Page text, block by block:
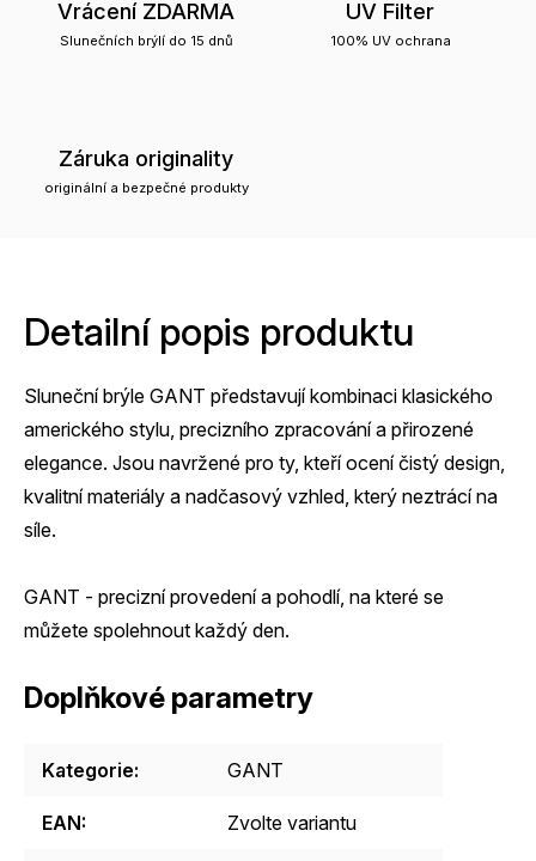
Vrácení ZDARMA
Slunečních brýlí do 15 dnů
UV Filter
100% UV ochrana
Záruka originality
originální a bezpečné produkty
Detailní popis produktu
Sluneční brýle GANT představují kombinaci klasického
amerického stylu, precizního zpracování a přirozené
elegance. Jsou navržené pro ty, kteří ocení čistý design,
kvalitní materiály a nadčasový vzhled, který neztrácí na
síle.
GANT - precizní provedení a pohodlí, na které se
můžete spolehnout každý den.
Doplňkové parametry
Kategorie: GANT
EAN: Zvolte variantu